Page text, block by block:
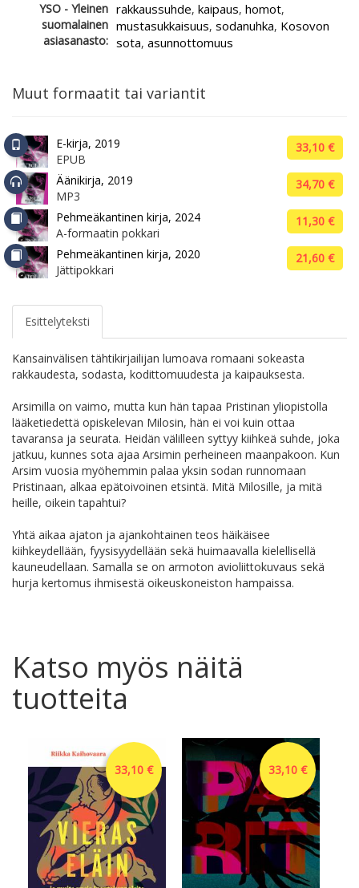
YSO - Yleinen
suomalainen
asiasanasto:
rakkaussuhde, kaipaus, homot,
mustasukkaisuus, sodanuhka, Kosovon
sota, asunnottomuus
Muut formaatit tai variantit
E-kirja, 2019
EPUB
33,10 €
Äänikirja, 2019
MP3
34,70 €
Pehmeäkantinen kirja, 2024
A-formaatin pokkari
11,30 €
Pehmeäkantinen kirja, 2020
Jättipokkari
21,60 €
Esittelyteksti
Kansainvälisen tähtikirjailijan lumoava romaani sokeasta
rakkaudesta, sodasta, kodittomuudesta ja kaipauksesta.
Arsimilla on vaimo, mutta kun hän tapaa Pristinan yliopistolla
lääketiedettä opiskelevan Milosin, hän ei voi kuin ottaa
tavaransa ja seurata. Heidän välilleen syttyy kiihkeä suhde, joka
jatkuu, kunnes sota ajaa Arsimin perheineen maanpakoon. Kun
Arsim vuosia myöhemmin palaa yksin sodan runnomaan
Pristinaan, alkaa epätoivoinen etsintä. Mitä Milosille, ja mitä
heille, oikein tapahtui?
Yhtä aikaa ajaton ja ajankohtainen teos häikäisee
kiihkeydellään, fyysisyydellään sekä huimaavalla kielellisellä
kauneudellaan. Samalla se on armoton avioliittokuvaus sekä
hurja kertomus ihmisestä oikeuskoneiston hampaissa.
Katso myös näitä
tuotteita
33,10 € 33,10 €